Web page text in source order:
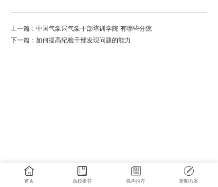
上一篇：中国气象局气象干部培训学院 有哪些分院
下一篇：如何提高纪检干部发现问题的能力
首页 高校推荐 机构推荐 定制方案